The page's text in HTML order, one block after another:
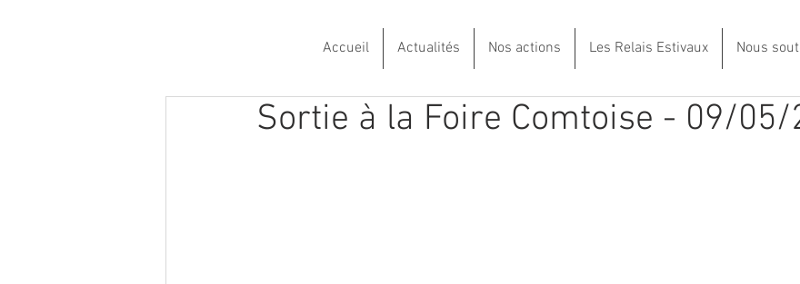
Accueil Actualités Nos actions Les Relais Estivaux Nous
Sortie à la Foire Comtoise - 09/05/